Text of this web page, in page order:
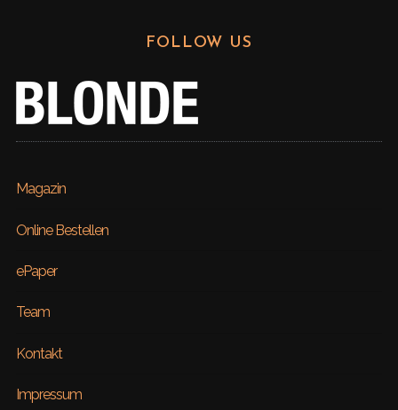
FOLLOW US
Magazin
Online Bestellen
ePaper
Team
Kontakt
Impressum